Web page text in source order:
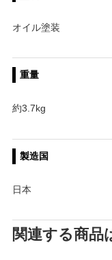
オイル塗装
重量
約3.7kg
製造国
日本
関連する商品